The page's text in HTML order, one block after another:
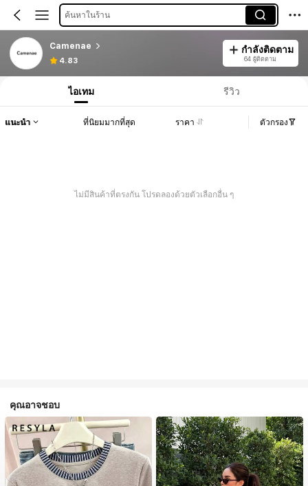
ค้นหาในร้าน
Camenae
4.83
กำลังติดตาม
64 ผู้ติดตาม
ไอเทม รีวิว
แนะนำ ที่นิยมมากที่สุด ราคา ตัวกรอง
ไม่มีสินค้าที่ตรงกัน โปรดลองด้วยตัวเลือกอื่น ๆ
คุณอาจชอบ